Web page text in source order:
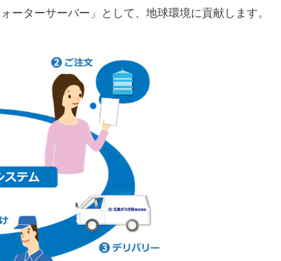
ーターサーバー」として、地球環境に貢献します。